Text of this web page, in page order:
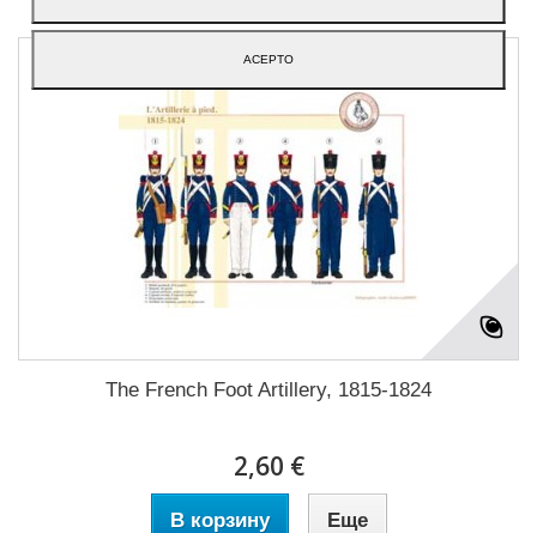
The French Foot Artillery, 1815-1824
2,60 €
В корзину Еще
ACEPTO